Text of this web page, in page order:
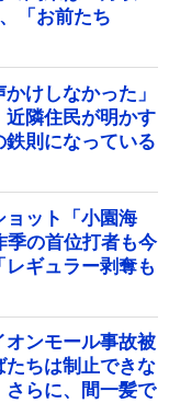
「お前たち
けしなかった」
隣住民が明かす
鉄則になっている
ョット「小園海
の首位打者も今
ギュラー剥奪も
ンモール事故被
ちは制止できな
らに、間一髪で